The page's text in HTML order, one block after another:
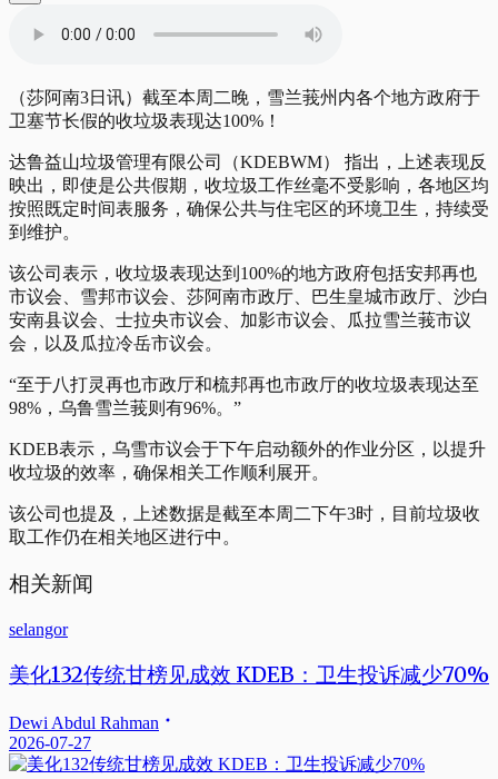
（莎阿南3日讯）截至本周二晚，雪兰莪州内各个地方政府于
卫塞节长假的收垃圾表现达100%！
达鲁益山垃圾管理有限公司（KDEBWM） 指出，上述表现反
映出，即使是公共假期，收垃圾工作丝毫不受影响，各地区均
按照既定时间表服务，确保公共与住宅区的环境卫生，持续受
到维护。
该公司表示，收垃圾表现达到100%的地方政府包括安邦再也
市议会、雪邦市议会、莎阿南市政厅、巴生皇城市政厅、沙白
安南县议会、士拉央市议会、加影市议会、瓜拉雪兰莪市议
会，以及瓜拉冷岳市议会。
“至于八打灵再也市政厅和梳邦再也市政厅的收垃圾表现达至
98%，乌鲁雪兰莪则有96%。”
KDEB表示，乌雪市议会于下午启动额外的作业分区，以提升
收垃圾的效率，确保相关工作顺利展开。
该公司也提及，上述数据是截至本周二下午3时，目前垃圾收
取工作仍在相关地区进行中。
相关新闻
selangor
美化132传统甘榜见成效 KDEB：卫生投诉减少70%
Dewi Abdul Rahman
2026-07-27